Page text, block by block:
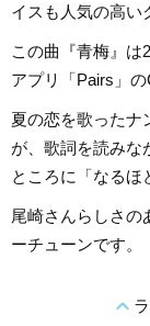
イスも人気の高い
この曲『青梅』は
アプリ「Pairs」
夏の恋を歌ったナ
が、歌詞を読みな
ところに「なるほ
尾崎さんらしさの
ーチューンです。
expand_less